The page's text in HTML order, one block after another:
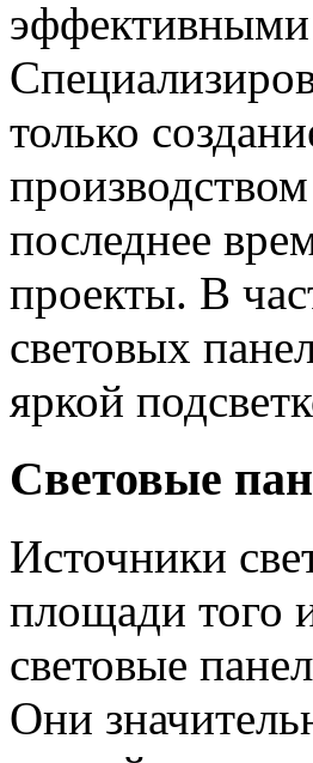
только
последнее
проекты. В
световых
яркой
Световые
Источники
площади того
световые
Они